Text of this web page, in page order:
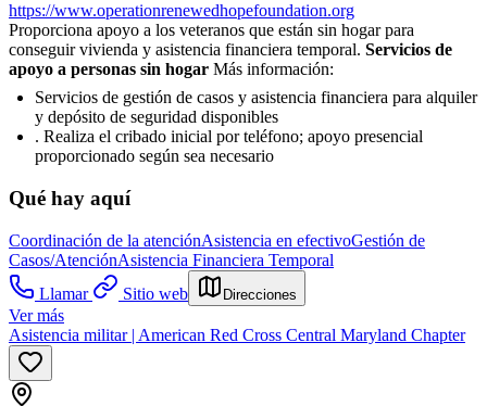
https://www.operationrenewedhopefoundation.org
Proporciona apoyo a los veteranos que están sin hogar para
conseguir vivienda y asistencia financiera temporal. Servicios de
apoyo a personas sin hogar Más información:
Servicios de gestión de casos y asistencia financiera para alquiler
y depósito de seguridad disponibles
. Realiza el cribado inicial por teléfono; apoyo presencial
proporcionado según sea necesario
Qué hay aquí
Coordinación de la atenciónAsistencia en efectivoGestión de
Casos/AtenciónAsistencia Financiera Temporal
Llamar
Sitio web Direcciones
Ver más
Asistencia militar | American Red Cross Central Maryland Chapter